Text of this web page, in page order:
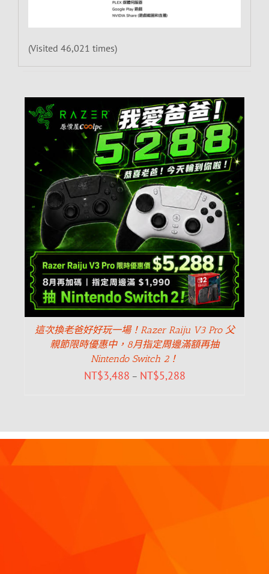
(Visited 46,021 times)
這次換老爸好好玩一場！Razer Raiju V3 Pro 父
親節限時優惠中，8月指定周邊滿額再抽
Nintendo Switch 2！
NT$3,488 – NT$5,288